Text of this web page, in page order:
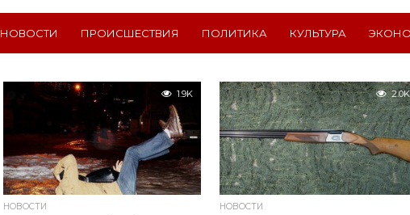
НОВОСТИ ПРОИСШЕСТВИЯ ПОЛИТИКА КУЛЬТУРА
1.9K
НОВОСТИ
2.0K
НОВОСТИ